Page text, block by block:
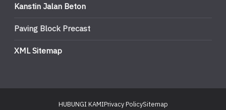
Kanstin Jalan Beton
Paving Block Precast
XML Sitemap
HUBUNGI KAMIPrivacy PolicySitemap